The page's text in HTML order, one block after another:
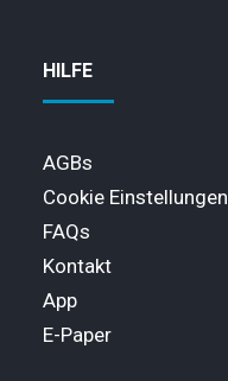
HILFE
AGBs
Cookie Einstellungen
FAQs
Kontakt
App
E-Paper